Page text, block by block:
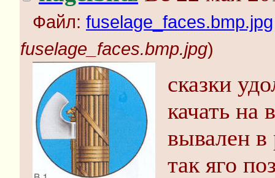
Файл: fuselage_faces.bmp.jpg
fuselage_faces.bmp.jpg)
сказки
качать на
вывален
так яго